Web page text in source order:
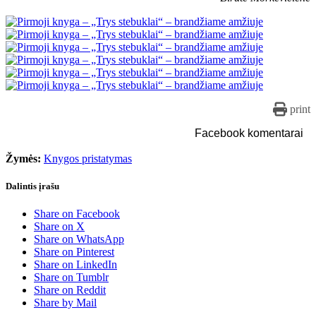
print
Facebook komentarai
Žymės: Knygos pristatymas
Dalintis įrašu
Share on Facebook
Share on X
Share on WhatsApp
Share on Pinterest
Share on LinkedIn
Share on Tumblr
Share on Reddit
Share by Mail